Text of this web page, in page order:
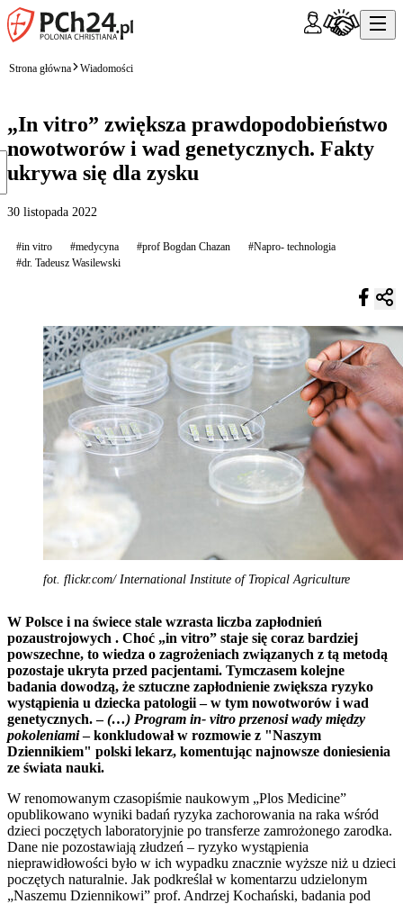
Strona główna Wiadomości
„In vitro” zwiększa prawdopodobieństwo
nowotworów i wad genetycznych. Fakty
ukrywa się dla zysku
30 listopada 2022
#in vitro #medycyna #prof Bogdan Chazan
#Napro- technologia
#dr. Tadeusz Wasilewski
fot. flickr.com/ International Institute of Tropical Agriculture
W Polsce i na świece stale wzrasta liczba zapłodnień
pozaustrojowych . Choć „in vitro” staje się coraz bardziej
powszechne, to wiedza o zagrożeniach związanych z tą metodą
pozostaje ukryta przed pacjentami. Tymczasem kolejne
badania dowodzą, że sztuczne zapłodnienie zwiększa ryzyko
wystąpienia u dziecka patologii – w tym nowotworów i wad
genetycznych. –(…) Program in- vitro przenosi wady między
pokoleniami– konkludował w rozmowie z "Naszym
Dziennikiem" polski lekarz, komentując najnowsze doniesienia
ze świata nauki.
W renomowanym czasopiśmie naukowym „Plos Medicine”
opublikowano wyniki badań ryzyka zachorowania na raka wśród
dzieci poczętych laboratoryjnie po transferze zamrożonego zarodka.
Dane nie pozostawiają złudzeń – ryzyko wystąpienia
nieprawidłowości było w ich wypadku znacznie wyższe niż u dzieci
poczętych naturalnie. Jak podkreślał w komentarzu udzielonym
„Naszemu Dziennikowi” prof. Andrzej Kochański, badania pod